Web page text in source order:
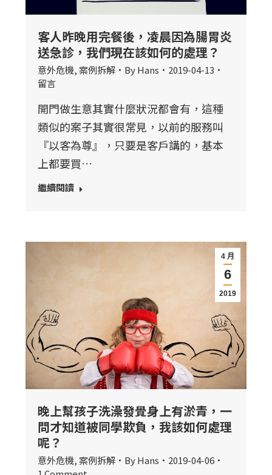
客人昨晚用完餐後，凌晨因為腸胃炎
送急診，我們現在該如何的處理？
意外危機,案例拆解 ByHans
2019-04-13
留言
開門做生意其實什麼狀況都會有，這種
類似的案子其實很常見，以前的服務叫
『以客為尊』，只要是客戶講的，基本
上都要買…
繼續閱讀
4 月
6
2019
晚上幫孩子洗澡發覺身上有淤青，一
問才知道被同學欺負，我該如何處理
呢？
意外危機,案例拆解 ByHans
2019-04-06